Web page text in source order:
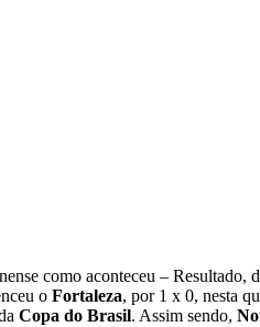
como aconteceu – Resultado,
o Fortaleza, por 1 x 0, nesta
Copa do Brasil. Assim sendo,